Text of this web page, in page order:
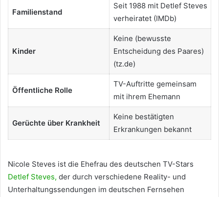
Familienstand
Seit 1988 mit Detlef Steves
verheiratet (IMDb)
Kinder
Keine (bewusste
Entscheidung des Paares)
(tz.de)
Öffentliche Rolle
TV-Auftritte gemeinsam
mit ihrem Ehemann
Gerüchte über Krankheit
Keine bestätigten
Erkrankungen bekannt
Nicole Steves ist die Ehefrau des deutschen TV-Stars
Detlef Steves, der durch verschiedene Reality- und
Unterhaltungssendungen im deutschen Fernsehen